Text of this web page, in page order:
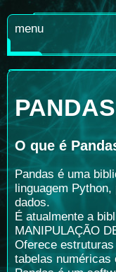
menu
PANDAS
O que é
Pandas é uma
linguagem
dados.
É atualmente a
MANIPULAÇÃO
Oferece
tabelas numéricas